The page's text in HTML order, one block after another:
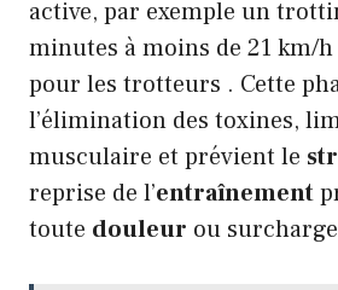
active, par exemple un
minutes à moins de 21 km/
pour les trotteurs . Cette
l’élimination des toxines,
musculaire et prévient le
reprise de l’entraînement
toute douleur ou